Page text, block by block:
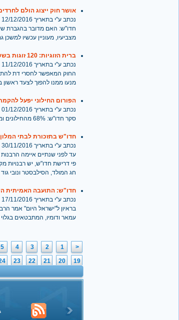
אושר חוק ייצוג הולם
נכתב ע''י בתאריך 12/12/2016
חדו"ש: האם מדובר בהגברת
מצביעיו, מעוניין עכשיו
ברית הזוגיות: 120 זוגות בשש שנים
נכתב ע''י בתאריך 11/12/2016
מנעו ממנו להפוך לצעד ראשון
הפורום החילוני יפעל
נכתב ע''י בתאריך 01/12/2016
סקר חדו"ש: 68% מהחילונים ומהעולים תומכים בהקמת מועצה חינוכית עצמאית לחינוך הממלכתי
חדו"ש בתזכורת לבתי
נכתב ע''י בתאריך 30/11/2016
עד לפני שנתיים איימה
פי דרישת חדו"ש, יש רבנויות
חג המולד, הסילבסטר ונובי גוד
חדו"ש: התועבה האמיתית
נכתב ע''י בתאריך 17/11/2016
בראיון ל"ישראל היום" אמר
עמאר ודומיו, המתבטאים
<
1
2
3
4
5
19
20
21
22
23